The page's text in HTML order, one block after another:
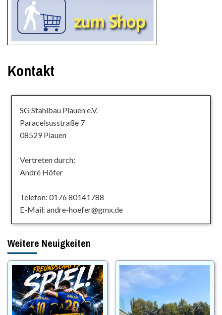
Kontakt
SG Stahlbau Plauen e.V.
Paracelsusstraße 7
08529 Plauen
Vertreten durch:
André Höfer
Telefon: 0176 80141788
E-Mail: andre-hoefer@gmx.de
Weitere Neuigkeiten